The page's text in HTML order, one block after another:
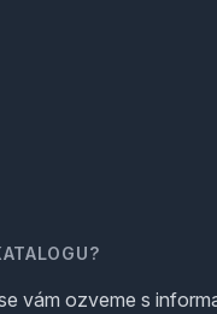
vám ozveme s